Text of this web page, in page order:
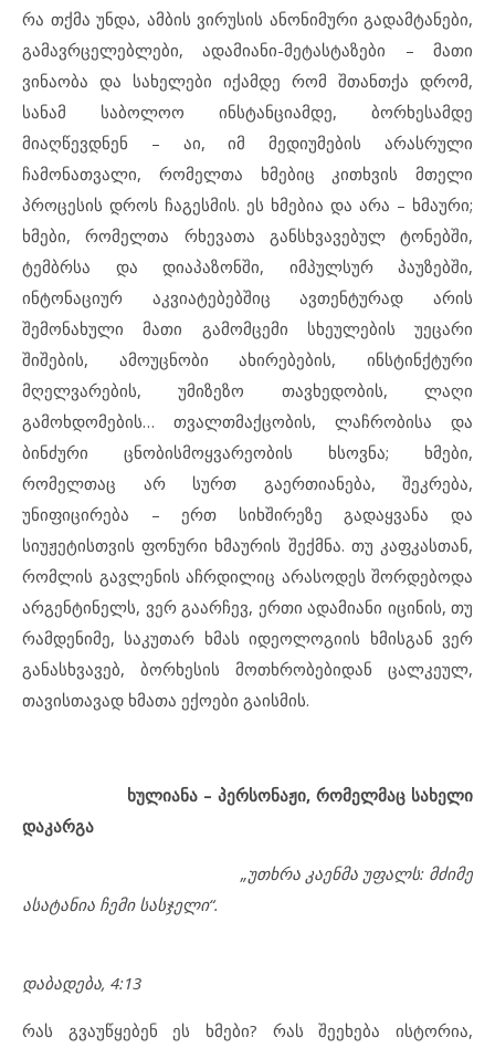
რა თქმა უნდა, ამბის ვირუსის ანონიმური გადამტანები,
გამავრცელებლები, ადამიანი-მეტასტაზები – მათი
ვინაობა და სახელები იქამდე რომ შთანთქა დრომ,
სანამ საბოლოო ინსტანციამდე, ბორხესამდე
მიაღწევდნენ – აი, იმ მედიუმების არასრული
ჩამონათვალი, რომელთა ხმებიც კითხვის მთელი
პროცესის დროს ჩაგესმის. ეს ხმებია და არა – ხმაური;
ხმები, რომელთა რხევათა განსხვავებულ ტონებში,
ტემბრსა და დიაპაზონში, იმპულსურ პაუზებში,
ინტონაციურ აკვიატებებშიც ავთენტურად არის
შემონახული მათი გამომცემი სხეულების უეცარი
შიშების, ამოუცნობი ახირებების, ინსტინქტური
მღელვარების, უმიზეზო თავხედობის, ლაღი
გამოხდომების… თვალთმაქცობის, ლაჩრობისა და
ბინძური ცნობისმოყვარეობის ხსოვნა; ხმები,
რომელთაც არ სურთ გაერთიანება, შეკრება,
უნიფიცირება – ერთ სიხშირეზე გადაყვანა და
სიუჟეტისთვის ფონური ხმაურის შექმნა. თუ კაფკასთან,
რომლის გავლენის აჩრდილიც არასოდეს შორდებოდა
არგენტინელს, ვერ გაარჩევ, ერთი ადამიანი იცინის, თუ
რამდენიმე, საკუთარ ხმას იდეოლოგიის ხმისგან ვერ
განასხვავებ, ბორხესის მოთხრობებიდან ცალკეულ,
თავისთავად ხმათა ექოები გაისმის.
ხულიანა – პერსონაჟი, რომელმაც სახელი
დაკარგა
„უთხრა კაენმა უფალს: მძიმე
ასატანია ჩემი სასჯელი“.
დაბადება, 4:13
რას გვაუწყებენ ეს ხმები? რას შეეხება ისტორია,